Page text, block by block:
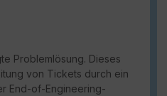
Problemlösung. Dieses
von Tickets durch ein
End-of-Engineering-